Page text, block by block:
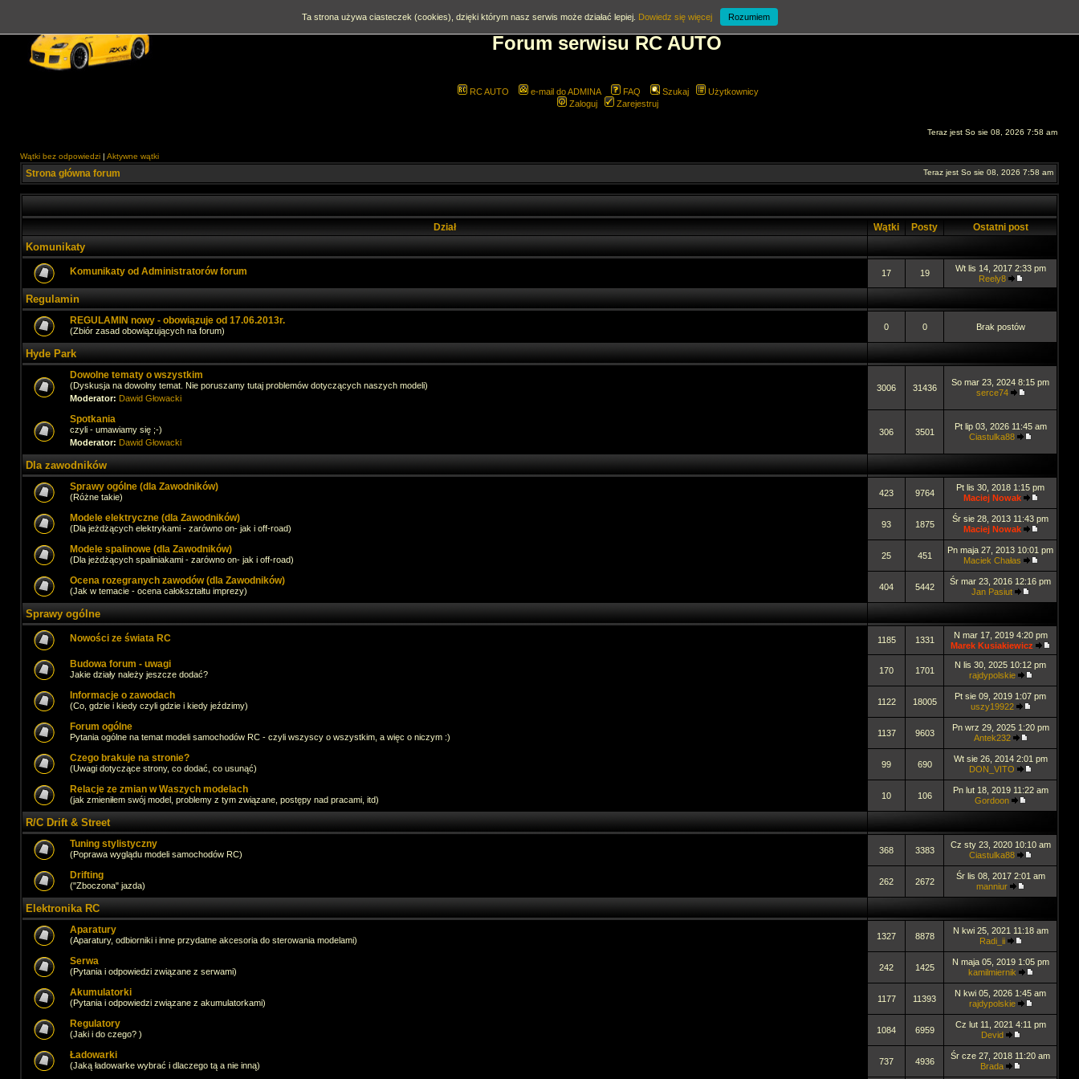
Forum serwisu RC AUTO
RC AUTO e-mail do ADMINA FAQ Szukaj
Użytkownicy
Zaloguj
Zarejestruj
Teraz jest So sie 08, 2026 7:58 am
Wątki bez odpowiedzi | Aktywne wątki
Strona główna forum Teraz jest So sie 08, 2026 7:58 am
Dział Wątki Posty Ostatni post
Komunikaty
Komunikaty od Administratorów forum 17 19
Wt lis 14, 2017 2:33 pm
Reely8
Regulamin
REGULAMIN nowy - obowiązuje od 17.06.2013r.
(Zbiór zasad obowiązujących na forum) 0 0 Brak postów
Hyde Park
Dowolne tematy o wszystkim
(Dyskusja na dowolny temat. Nie poruszamy tutaj problemów dotyczących naszych modeli)
Moderator: Dawid Głowacki
3006 31436
So mar 23, 2024 8:15 pm
serce74
Spotkania
czyli - umawiamy się ;-)
Moderator: Dawid Głowacki
306 3501
Pt lip 03, 2026 11:45 am
Ciastulka88
Dla zawodników
Sprawy ogólne (dla Zawodników)
(Różne takie) 423 9764
Pt lis 30, 2018 1:15 pm
Maciej Nowak
Modele elektryczne (dla Zawodników)
(Dla jeżdżących elektrykami - zarówno on- jak i off-road) 93 1875
Śr sie 28, 2013 11:43 pm
Maciej Nowak
Modele spalinowe (dla Zawodników)
(Dla jeżdżących spaliniakami - zarówno on- jak i off-road) 25 451
Pn maja 27, 2013 10:01 pm
Maciek Chałas
Ocena rozegranych zawodów (dla Zawodników)
(Jak w temacie - ocena całokształtu imprezy) 404 5442
Śr mar 23, 2016 12:16 pm
Jan Pasiut
Sprawy ogólne
Nowości ze świata RC 1185 1331
N mar 17, 2019 4:20 pm
Marek Kusiakiewicz
Budowa forum - uwagi
Jakie działy należy jeszcze dodać? 170 1701
N lis 30, 2025 10:12 pm
rajdypolskie
Informacje o zawodach
(Co, gdzie i kiedy czyli gdzie i kiedy jeździmy) 1122 18005
Pt sie 09, 2019 1:07 pm
uszy19922
Forum ogólne
Pytania ogólne na temat modeli samochodów RC - czyli wszyscy o wszystkim, a więc o niczym :) 1137 9603
Pn wrz 29, 2025 1:20 pm
Antek232
Czego brakuje na stronie?
(Uwagi dotyczące strony, co dodać, co usunąć) 99 690
Wt sie 26, 2014 2:01 pm
DON_VITO
Relacje ze zmian w Waszych modelach
(jak zmieniłem swój model, problemy z tym związane, postępy nad pracami, itd) 10 106
Pn lut 18, 2019 11:22 am
Gordoon
R/C Drift & Street
Tuning stylistyczny
(Poprawa wyglądu modeli samochodów RC) 368 3383
Cz sty 23, 2020 10:10 am
Ciastulka88
Drifting
("Zboczona" jazda) 262 2672
Śr lis 08, 2017 2:01 am
manniur
Elektronika RC
Aparatury
(Aparatury, odbiorniki i inne przydatne akcesoria do sterowania modelami) 1327 8878
N kwi 25, 2021 11:18 am
Radi_ii
Serwa
(Pytania i odpowiedzi związane z serwami) 242 1425
N maja 05, 2019 1:05 pm
kamilmiernik
Akumulatorki
(Pytania i odpowiedzi związane z akumulatorkami) 1177 11393
N kwi 05, 2026 1:45 am
rajdypolskie
Regulatory
(Jaki i do czego? ) 1084 6959
Cz lut 11, 2021 4:11 pm
Devid
Ładowarki
(Jaką ładowarke wybrać i dlaczego tą a nie inną) 737 4936
Śr cze 27, 2018 11:20 am
Brada
Ta strona używa ciasteczek (cookies), dzięki którym nasz serwis może działać lepiej. Dowiedz się więcej Rozumiem